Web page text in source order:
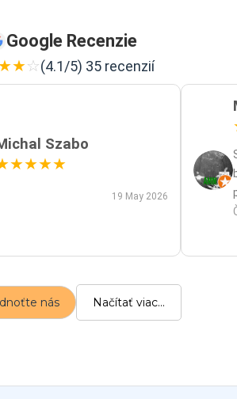
Google Recenzie
★☆(4.1/5) 35 recenzií
Szabo
★★★★
19 May 2026
nás Načítať viac...